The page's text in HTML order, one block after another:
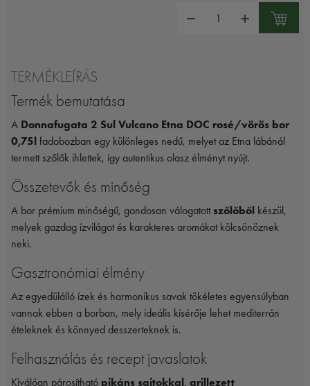
TERMÉKLEÍRÁS
Termék bemutatása
A Donnafugata 2 Sul Vulcano Etna DOC rosé/vörös bor
0,75l fadobozban egy különleges nedű, melyet az Etna lábánál
termett szőlők ihlettek, így autentikus olasz élményt nyújt.
Összetevők és minőség
A bor prémium minőségű, gondosan válogatott szőlőből készül,
melyek gazdag ízvilágot és karakteres aromákat kölcsönöznek
neki.
Gasztronómiai élmény
Az egyedülálló ízek és harmonikus savak tökéletes egyensúlyban
vannak ebben a borban, mely ideális kísérője lehet mediterrán
ételeknek és könnyed desszerteknek is.
Felhasználás és recept javaslatok
Kiválóan párosítható pikáns sajtokkal, grillezett